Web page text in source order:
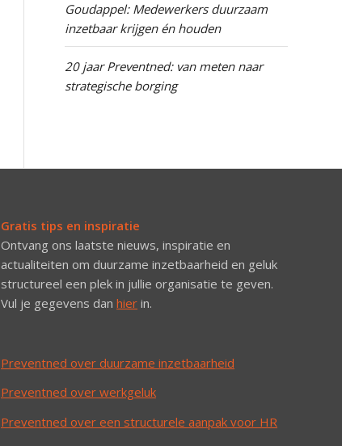
Goudappel: Medewerkers duurzaam
inzetbaar krijgen én houden
20 jaar Preventned: van meten naar
strategische borging
Gratis tips en inspiratie
Ontvang ons laatste nieuws, inspiratie en
actualiteiten om duurzame inzetbaarheid en geluk
structureel een plek in jullie organisatie te geven.
Vul je gegevens danhier in.
Preventned over duurzame inzetbaarheid
Preventned over werkgeluk
Preventned over een structurele aanpak voor HR